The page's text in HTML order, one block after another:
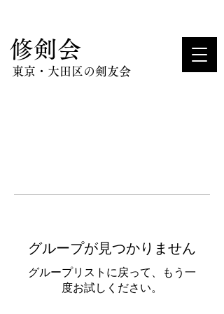
​修剣会
東京・大田区の剣友会
グループが見つかりません
グループリストに戻って、もう一
度お試しください。